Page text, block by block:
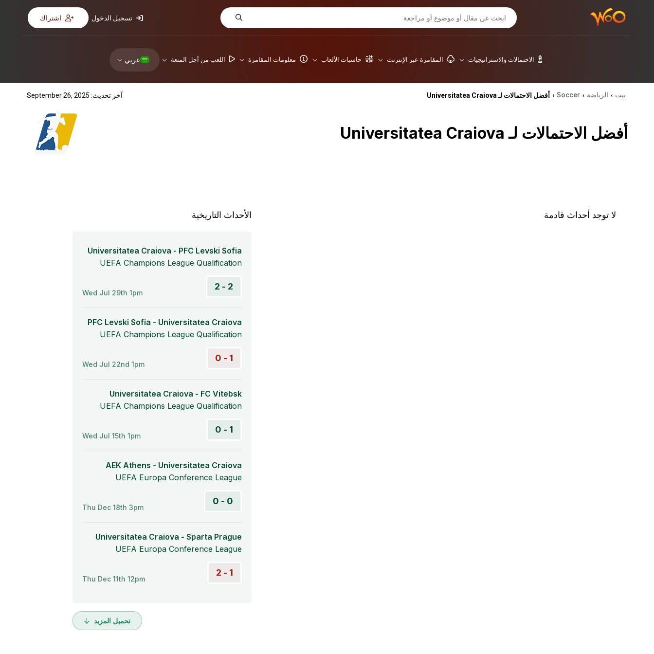
تسجيل الدخول اشتراك
الاحتمالات والاستراتيجيات المقامرة عبر الإنترنت حاسبات الألعاب معلومات المقامرة اللعب من أجل المتعة عربي
بيت › الرياضة ›
Soccer
› أفضل الاحتمالات لـ Universitatea Craiova آخر تحديث: September 26, 2025
أفضل الاحتمالات لـ Universitatea Craiova
لا توجد أحداث قادمة الأحداث التاريخية
Universitatea Craiova - PFC Levski Sofia
UEFA Champions League Qualification
2 - 2
Wed Jul 29th 1pm
PFC Levski Sofia - Universitatea Craiova
UEFA Champions League Qualification
1 - 0
Wed Jul 22nd 1pm
Universitatea Craiova - FC Vitebsk
UEFA Champions League Qualification
1 - 0
Wed Jul 15th 1pm
AEK Athens - Universitatea Craiova
UEFA Europa Conference League
0 - 0
Thu Dec 18th 3pm
Universitatea Craiova - Sparta Prague
UEFA Europa Conference League
1 - 2
Thu Dec 11th 12pm
تحميل المزيد